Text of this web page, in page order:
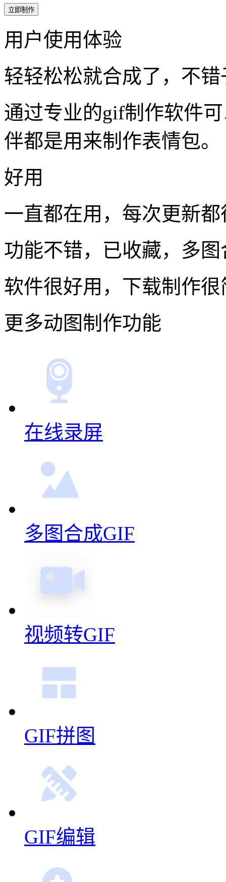
立即制作
用户使用体验
轻轻松松就合成了，不错
通过专业的gif制作软件
伴都是用来制作表情包。
好用
一直都在用，每次更新
功能不错，已收藏，多
软件很好用，下载制作很
更多动图制作功能
在线录屏
多图合成GIF
视频转GIF
GIF拼图
GIF编辑